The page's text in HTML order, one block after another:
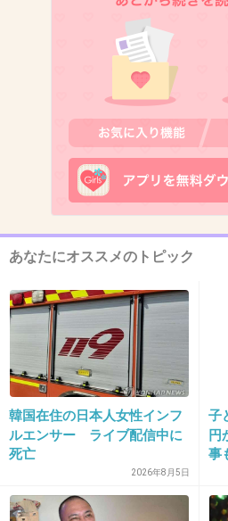
花火帰りの中学生が性的
事件も５年から９年という
2026/07/08(水) 17:54:59
2件の返信
13. 匿名2026/07/08(水) 17:57:04
たしかに
どんな理由であれ轢くのはダメだ
轢いて逮捕さられたドライバーに
あなたにオススメのトピック
韓国在住の日本人女性インフ
ルエンサー ライブ配信中に
死亡
2026年8月5日
子
円
事
し
悠